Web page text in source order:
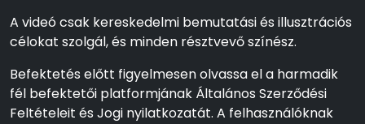
A videó csak kereskedelmi bemutatási és illusztrációs
célokat szolgál, és minden résztvevő színész.
Befektetés előtt figyelmesen olvassa el a harmadik
fél befektetői platformjának Általános Szerződési
Feltételeit és Jogi nyilatkozatát. A felhasználóknak